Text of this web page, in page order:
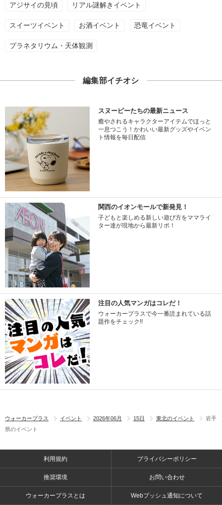
アジサイの見頃 リアル謎解きイベント
スイーツイベント お酒イベント 恐竜イベント
プラネタリウム・天体観測
編集部イチオシ
スヌーピーたちの最新ニュース
癒やされるキャラクターアイテムでほっと
一息つこう！かわいい最新グッズやイベン
ト情報を毎日配信
関西のイオンモールで新発見！
子どもと楽しめる新しい遊び方をママライ
ター達が現地から最新リポ！
注目の人気マンガはコレだ！
ウォーカープラスで今一番読まれている話
題作をチェック!!
ウォーカープラス イベント 2026年06月 15日 東北のイベント
岩手
県のイベント
利用規約 プライバシーポリシー
推奨環境 お問い合わせ
ウォーカープラスとは Webプッシュ通知について